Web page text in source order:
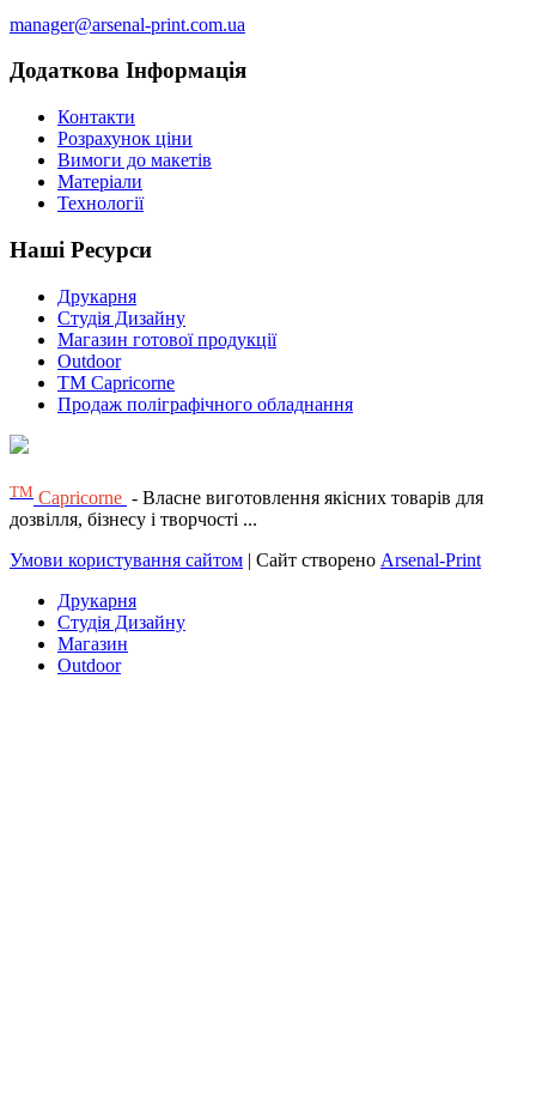
manager@arsenal-print.com.ua
Додаткова Інформація
Контакти
Розрахунок ціни
Вимоги до макетів
Матеріали
Технології
Наші Ресурси
Друкарня
Студія Дизайну
Магазин готової продукції
Outdoor
TM Capricorne
Продаж поліграфічного обладнання
ТМ Capricorne - Власне виготовлення якісних товарів для
дозвілля, бізнесу і творчості ...
Умови користування сайтом | Сайт створено Arsenal-Print
Друкарня
Студія Дизайну
Магазин
Outdoor